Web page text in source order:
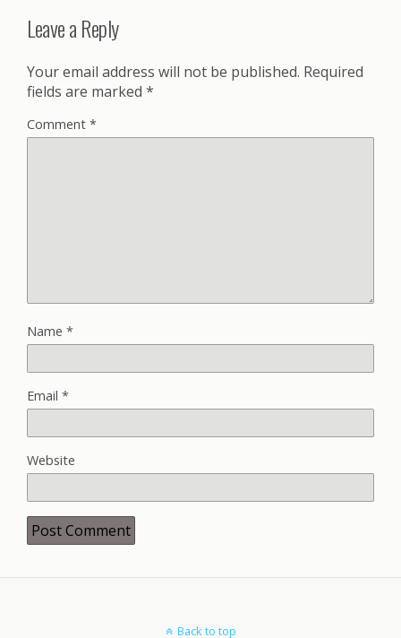
Leave a Reply
Your email address will not be published. Required
fields are marked *
Comment *
Name *
Email *
Website
Back to top